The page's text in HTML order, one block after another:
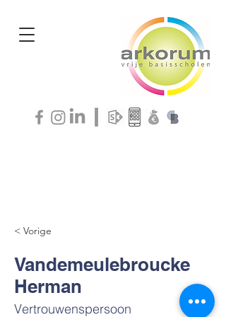
< Vorige
Vandemeulebroucke
Herman
Vertrouwenspersoon